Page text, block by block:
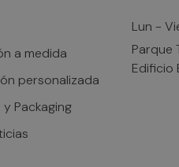
a medida
personalizada
y Packaging
Lun -
Parque
Edificio